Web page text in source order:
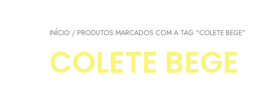
INÍCIO / PRODUTOS MARCADOS COM A TAG “COLETE BEGE”
COLETE BEGE